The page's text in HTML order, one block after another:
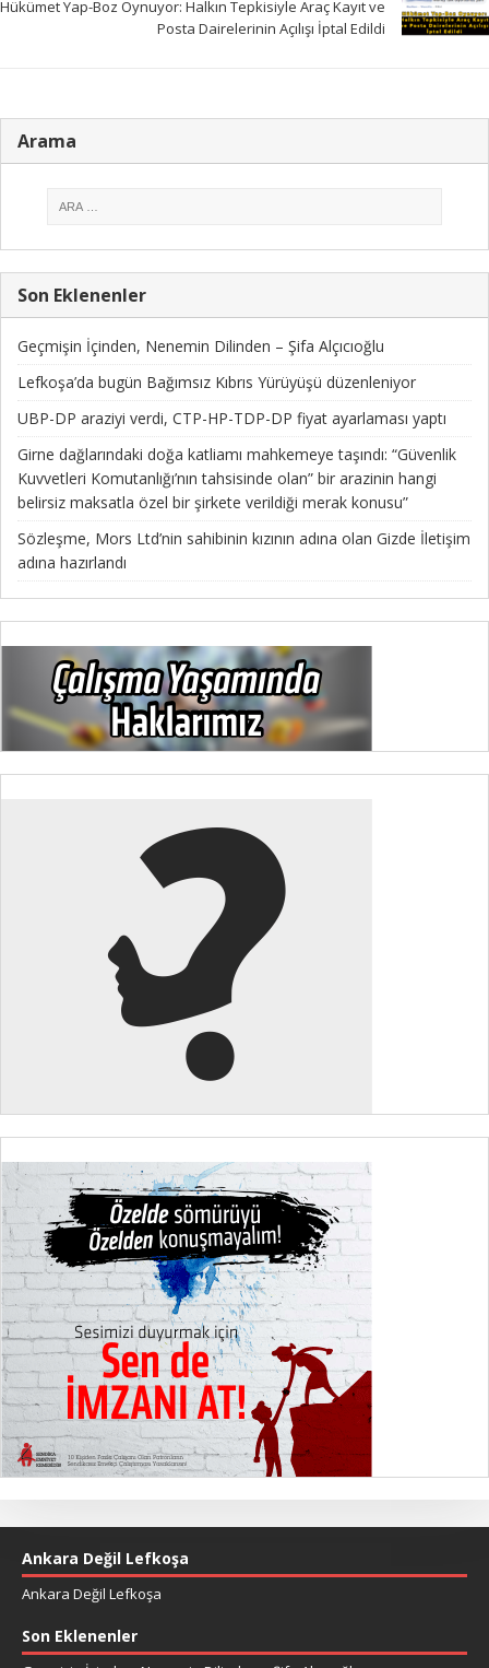
Hükümet Yap-Boz Oynuyor: Halkın Tepkisiyle Araç Kayıt ve
Posta Dairelerinin Açılışı İptal Edildi
Arama
Son Eklenenler
Geçmişin İçinden, Nenemin Dilinden – Şifa Alçıcıoğlu
Lefkoşa’da bugün Bağımsız Kıbrıs Yürüyüşü düzenleniyor
UBP-DP araziyi verdi, CTP-HP-TDP-DP fiyat ayarlaması yaptı
Girne dağlarındaki doğa katliamı mahkemeye taşındı: “Güvenlik
Kuvvetleri Komutanlığı’nın tahsisinde olan” bir arazinin hangi
belirsiz maksatla özel bir şirkete verildiği merak konusu”
Sözleşme, Mors Ltd’nin sahibinin kızının adına olan Gizde İletişim
adına hazırlandı
Ankara Değil Lefkoşa
Ankara Değil Lefkoşa
Son Eklenenler